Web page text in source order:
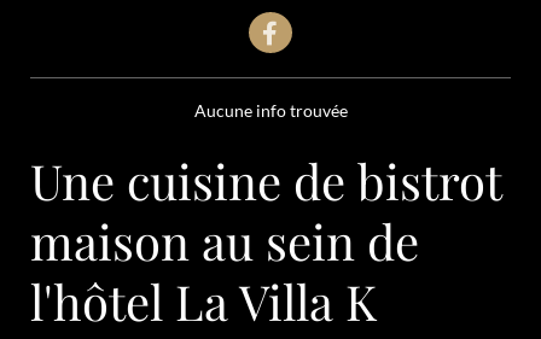
Aucune info trouvée
Une cuisine de bistrot
maison au sein de
l'hôtel La Villa K